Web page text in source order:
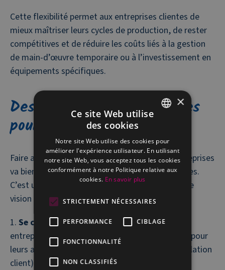
Cette flexibilité permet aux entreprises clientes de
mieux maîtriser leurs cycles de production, de rester
compétitives et de réduire les coûts liés à la gestion
de main-d’œuvre temporaire ou à l’investissement en
équipements spécifiques.
Des avantages stratégiques
pour les entreprises
Faire appel à une ETA comme le Village n°1 Entreprises
va bien au-delà d’une simple délégation de tâches.
C’est un
choix stratégiquequi s’inscrit dans une
vision à long terme :
Se concentrer sur son cœur de métier
entreprises libèrent du temps et des ressources pour
leurs activités stratégiques (innovation, R&D, relation
client).
DUTCH
×
Ce site Web utilise
des cookies
Notre site Web utilise des cookies pour
améliorer l'expérience utilisateur. En utilisant
notre site Web, vous acceptez tous les cookies
conformément à notre Politique relative aux
cookies. En savoir plus
STRICTEMENT NÉCESSAIRES
PERFORMANCE CIBLAGE
FONCTIONNALITÉ
NON CLASSIFIÉS